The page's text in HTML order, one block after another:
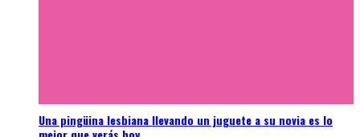
Una pingüina lesbiana llevando un juguete a su novia es lo